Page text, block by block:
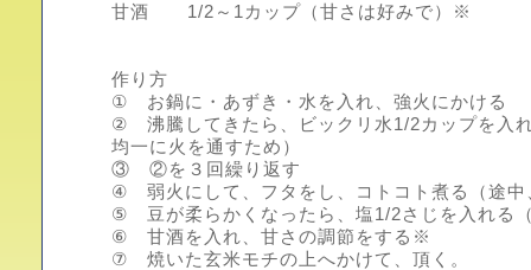
甘酒 1/2～1カップ（甘さは好みで）※
作り方
① お鍋に・あずき・水を入れ、強火にかける
② 沸騰してきたら、ビックリ水1/2カップを入
均一に火を通すため）
③ ②を３回繰り返す
④ 弱火にして、フタをし、コトコト煮る（途中
⑤ 豆が柔らかくなったら、塩1/2さじを入れる
⑥ 甘酒を入れ、甘さの調節をする※
⑦ 焼いた玄米モチの上へかけて、頂く。